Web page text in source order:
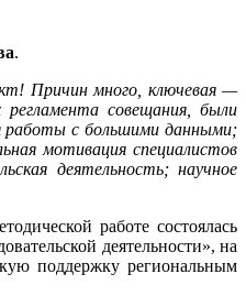
.
Причин много, ключевая —
регламента совещания, были
работы с большими данными;
мотивация специалистов
деятельность; научное
работе состоялась
деятельности», на
поддержку региональным